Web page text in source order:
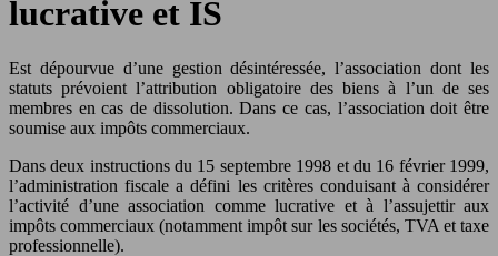
lucrative et IS
Est dépourvue d’une gestion désintéressée, l’association dont les
statuts prévoient l’attribution obligatoire des biens à l’un de ses
membres en cas de dissolution. Dans ce cas, l’association doit être
soumise aux impôts commerciaux.
Dans deux instructions du 15 septembre 1998 et du 16 février 1999,
l’administration fiscale a défini les critères conduisant à considérer
l’activité d’une association comme lucrative et à l’assujettir aux
impôts commerciaux (notamment impôt sur les sociétés, TVA et taxe
professionnelle).